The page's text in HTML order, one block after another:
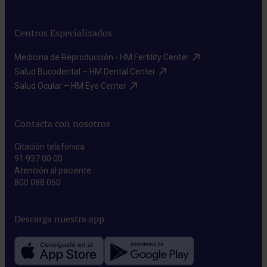
Centros Especializados
Medicina de Reproducción - HM Fertility Center​
Salud Bucodental – HM Dental Center​
Salud Ocular – HM Eye Center​
Contacta con nosotros
Citación telefónica
91 937 00 00
Atención al paciente
800 088 050
Descarga nuestra app